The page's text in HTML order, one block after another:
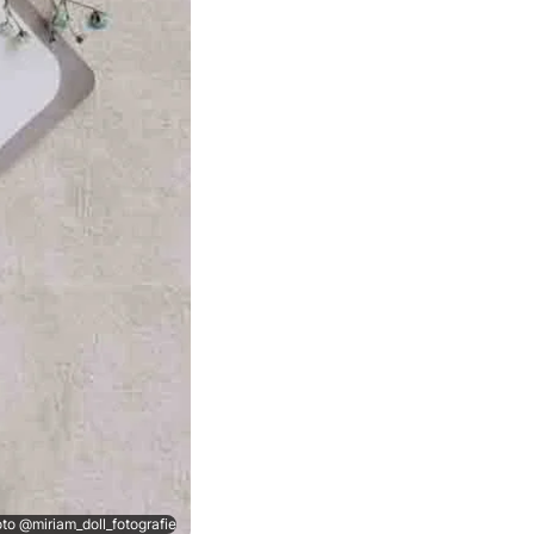
@miriam_doll_fotografie